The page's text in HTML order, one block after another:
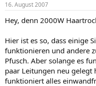
16. August 2007
Hey, denn 2000W
Hier ist es so, dass einige
funktionieren und andere
Pfusch. Aber solange es
paar Leitungen neu gelegt
funktioniert alles